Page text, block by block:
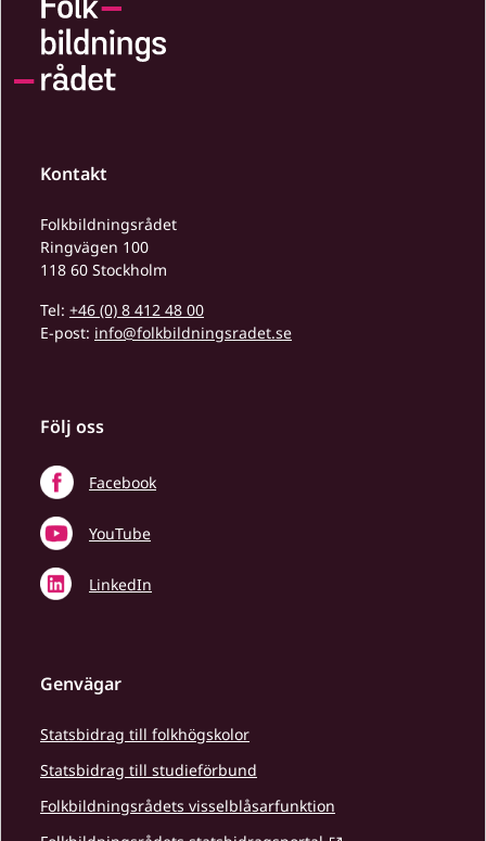
Kontakt
Folkbildningsrådet
Ringvägen 100
118 60 Stockholm
Tel: +46 (0) 8 412 48 00
E-post: info@folkbildningsradet.se
Följ oss
Facebook
YouTube
LinkedIn
Genvägar
Statsbidrag till folkhögskolor
Statsbidrag till studieförbund
Folkbildningsrådets visselblåsarfunktion